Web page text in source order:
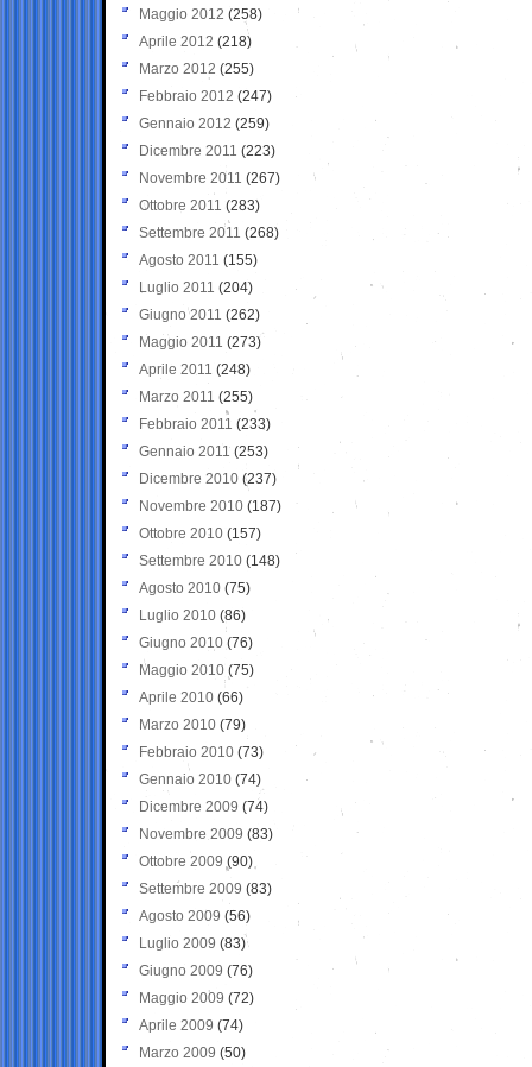
Maggio 2012 (258)
Aprile 2012 (218)
Marzo 2012 (255)
Febbraio 2012 (247)
Gennaio 2012 (259)
Dicembre 2011 (223)
Novembre 2011 (267)
Ottobre 2011 (283)
Settembre 2011 (268)
Agosto 2011 (155)
Luglio 2011 (204)
Giugno 2011 (262)
Maggio 2011 (273)
Aprile 2011 (248)
Marzo 2011 (255)
Febbraio 2011 (233)
Gennaio 2011 (253)
Dicembre 2010 (237)
Novembre 2010 (187)
Ottobre 2010 (157)
Settembre 2010 (148)
Agosto 2010 (75)
Luglio 2010 (86)
Giugno 2010 (76)
Maggio 2010 (75)
Aprile 2010 (66)
Marzo 2010 (79)
Febbraio 2010 (73)
Gennaio 2010 (74)
Dicembre 2009 (74)
Novembre 2009 (83)
Ottobre 2009 (90)
Settembre 2009 (83)
Agosto 2009 (56)
Luglio 2009 (83)
Giugno 2009 (76)
Maggio 2009 (72)
Aprile 2009 (74)
Marzo 2009 (50)